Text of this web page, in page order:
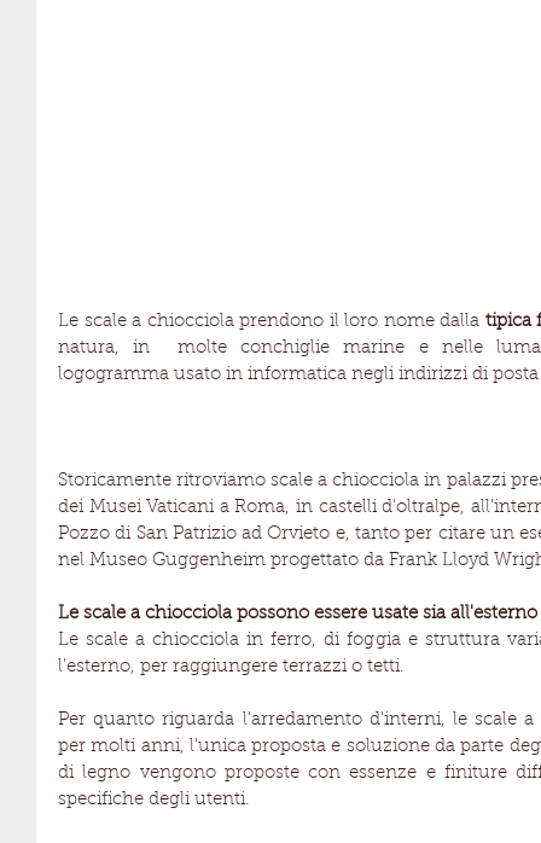
Le scale a chiocciola prendono il loro nome dalla tipica
natura, in  molte conchiglie marine e nelle
logogramma usato in informatica negli indirizzi di
Storicamente ritroviamo scale a chiocciola in palazzi
dei Musei Vaticani a Roma, in castelli d'oltralpe,
Pozzo di San Patrizio ad Orvieto e, tanto per citare un
nel Museo Guggenheim progettato da Frank Lloyd
Le scale a chiocciola possono essere usate sia
Le scale a chiocciola in ferro, di foggia e struttura
l'esterno, per raggiungere terrazzi o tetti.
Per quanto riguarda l'arredamento d'interni, le scale
per molti anni, l'unica proposta e soluzione da parte
di legno vengono proposte con essenze e finiture
specifiche degli utenti.